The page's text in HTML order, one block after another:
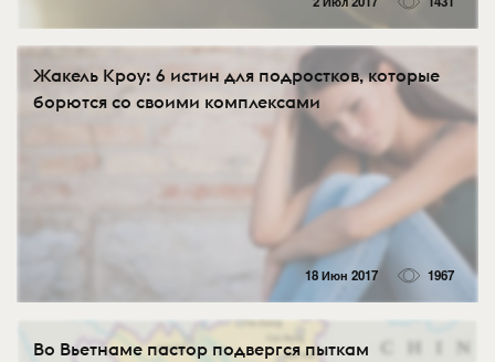
Жакель Кроу: 6 истин для подростков, которые
борются со своими комплексами
18 Июн 2017 1967
Во Вьетнаме пастор подвергся пыткам